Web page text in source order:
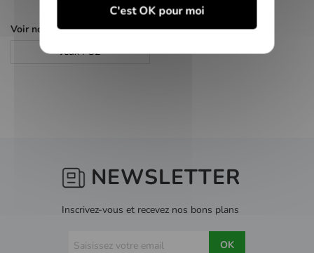
Voir nos autres pages :
Jeux PS2
NEWSLETTER
Inscrivez-vous et recevez nos bons plans
OK
C'est OK pour moi